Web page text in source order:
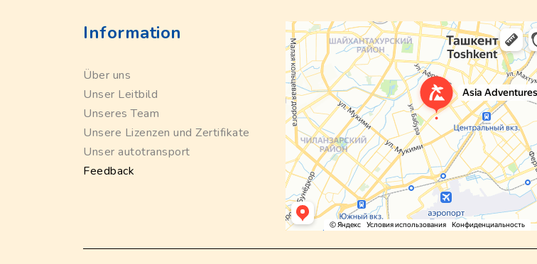
Information
Über uns
Unser Leitbild
Unseres Team
Unsere Lizenzen und Zertifikate
Unser autotransport
Feedback